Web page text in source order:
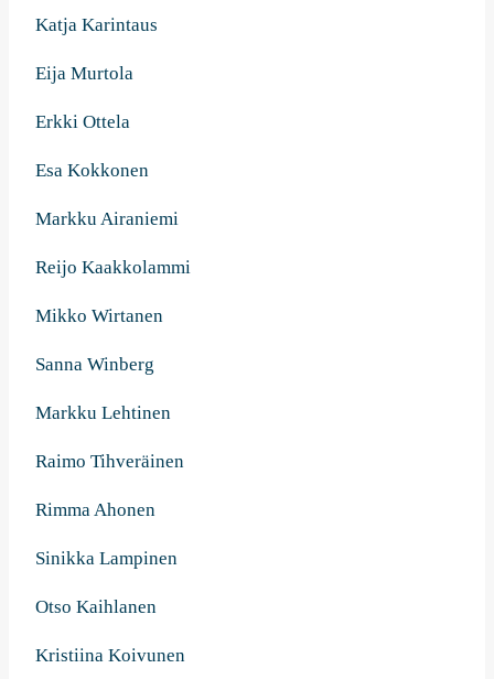
Katja Karintaus
Eija Murtola
Erkki Ottela
Esa Kokkonen
Markku Airaniemi
Reijo Kaakkolammi
Mikko Wirtanen
Sanna Winberg
Markku Lehtinen
Raimo Tihveräinen
Rimma Ahonen
Sinikka Lampinen
Otso Kaihlanen
Kristiina Koivunen